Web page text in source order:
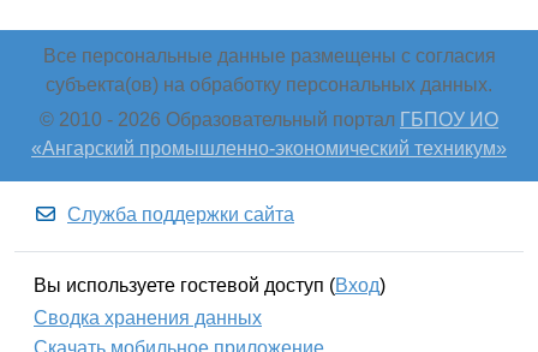
Все персональные данные размещены с согласия
субъекта(ов) на обработку персональных данных.
© 2010 - 2026 Образовательный портал ГБПОУ ИО
«Ангарский промышленно-экономический техникум»
Служба поддержки сайта
Вы используете гостевой доступ (Вход)
Сводка хранения данных